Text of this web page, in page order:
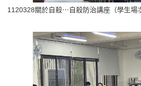
1120328關於自殺⋯自殺防治講座（學生場